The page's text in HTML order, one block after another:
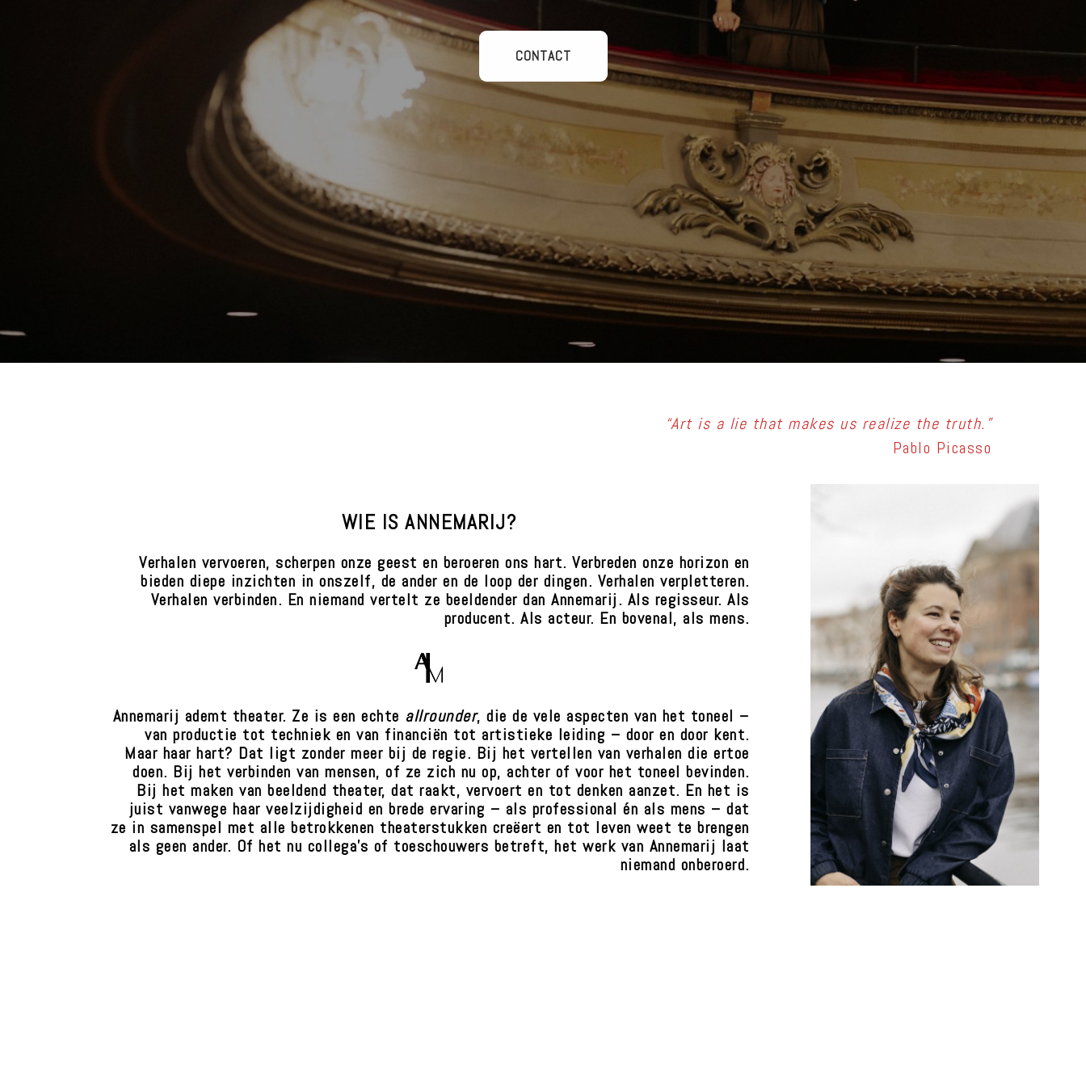
CONTACT
“Art is a lie that makes us realize the truth.”
Pablo Picasso
WIE IS ANNEMARIJ?
Verhalen vervoeren, scherpen onze geest en beroeren ons hart. Verbreden onze horizon en
bieden diepe inzichten in onszelf, de ander en de loop der dingen. Verhalen verpletteren.
Verhalen verbinden. En niemand vertelt ze beeldender dan Annemarij. Als regisseur. Als
producent. Als acteur. En bovenal, als mens.
Annemarij ademt theater. Ze is een echte allrounder, die de vele aspecten van het toneel –
van productie tot techniek en van financiën tot artistieke leiding – door en door kent.
Maar haar hart? Dat ligt zonder meer bij de regie. Bij het vertellen van verhalen die ertoe
doen. Bij het verbinden van mensen, of ze zich nu op, achter of voor het toneel bevinden.
Bij het maken van beeldend theater, dat raakt, vervoert en tot denken aanzet. En het is
juist vanwege haar veelzijdigheid en brede ervaring – als professional én als mens – dat
ze in samenspel met alle betrokkenen theaterstukken creëert en tot leven weet te brengen
als geen ander. Of het nu collega’s of toeschouwers betreft, het werk van Annemarij laat
niemand onberoerd.